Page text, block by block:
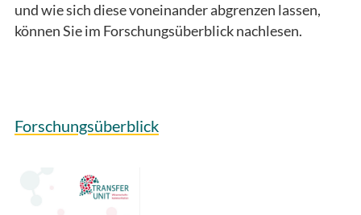
und wie sich diese voneinander abgrenzen lassen,
können Sie im Forschungsüberblick nachlesen.
Forschungsüberblick